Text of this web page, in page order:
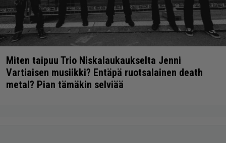
Miten taipuu Trio Niskalaukaukselta Jenni
Vartiaisen musiikki? Entäpä ruotsalainen death
metal? Pian tämäkin selviää